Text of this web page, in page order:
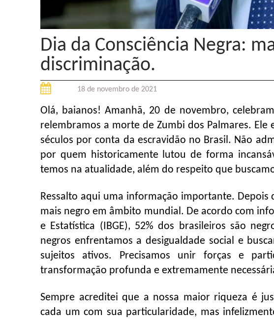
Dia da Consciência Negra:
discriminação.
18 de novembro de 2021
Olá, baianos! Amanhã, 20 de novembro,
relembramos a morte de Zumbi dos Palmares.
séculos por conta da escravidão no Brasil. Não
por quem historicamente lutou de forma
temos na atualidade, além do respeito que
Ressalto aqui uma informação importante. Depois
mais negro em âmbito mundial. De acordo com
e Estatística (IBGE), 52% dos brasileiros são
negros enfrentamos a desigualdade social e
sujeitos ativos. Precisamos unir forças e
transformação profunda e extremamente
Sempre acreditei que a nossa maior riqueza é
cada um com sua particularidade, mas